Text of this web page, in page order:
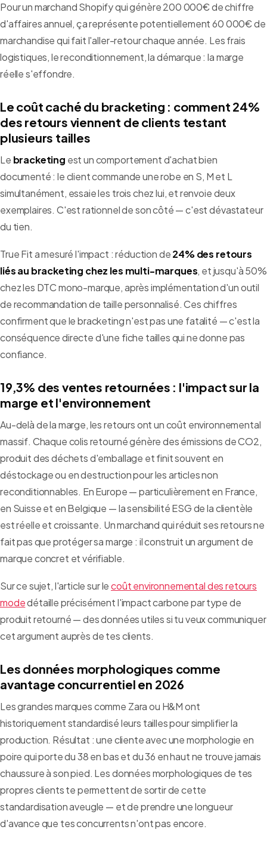
Pour un marchand Shopify qui génère 200 000€ de chiffre
d'affaires annuel, ça représente potentiellement 60 000€ de
marchandise qui fait l'aller-retour chaque année. Les frais
logistiques, le reconditionnement, la démarque : la marge
réelle s'effondre.
Le coût caché du bracketing : comment 24%
des retours viennent de clients testant
plusieurs tailles
Le bracketing est un comportement d'achat bien
documenté : le client commande une robe en S, M et L
simultanément, essaie les trois chez lui, et renvoie deux
exemplaires. C'est rationnel de son côté — c'est dévastateur
du tien.
True Fit a mesuré l'impact : réduction de24% des retours
liés au bracketing chez les multi-marques, et jusqu'à 50%
chez les DTC mono-marque, après implémentation d'un outil
de recommandation de taille personnalisé. Ces chiffres
confirment que le bracketing n'est pas une fatalité — c'est la
conséquence directe d'une fiche tailles qui ne donne pas
confiance.
19,3% des ventes retournées : l'impact sur la
marge et l'environnement
Au-delà de la marge, les retours ont un coût environnemental
massif. Chaque colis retourné génère des émissions de CO2,
produit des déchets d'emballage et finit souvent en
déstockage ou en destruction pour les articles non
reconditionnables. En Europe — particulièrement en France,
en Suisse et en Belgique — la sensibilité ESG de la clientèle
est réelle et croissante. Un marchand qui réduit ses retours ne
fait pas que protéger sa marge : il construit un argument de
marque concret et vérifiable.
Sur ce sujet, l'article sur lecoût environnemental des retours
modedétaille précisément l'impact carbone par type de
produit retourné — des données utiles si tu veux communiquer
cet argument auprès de tes clients.
Les données morphologiques comme
avantage concurrentiel en 2026
Les grandes marques comme Zara ou H&M ont
historiquement standardisé leurs tailles pour simplifier la
production. Résultat : une cliente avec une morphologie en
poire qui porte du 38 en bas et du 36 en haut ne trouve jamais
chaussure à son pied. Les données morphologiques de tes
propres clients te permettent de sortir de cette
standardisation aveugle — et de prendre une longueur
d'avance que tes concurrents n'ont pas encore.